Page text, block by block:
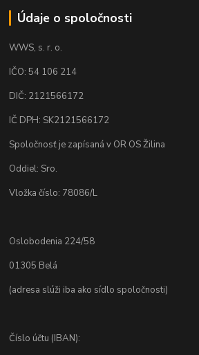
Údaje o spoločnosti
WWS, s. r. o.
IČO: 54 106 214
DIČ: 2121566172
IČ DPH: SK2121566172
Spoločnosť je zapísaná v OR OS Žilina
Oddiel: Sro.
Vložka číslo: 78086/L
Oslobodenia 224/58
01305 Belá
(adresa slúži iba ako sídlo spoločnosti)
Číslo účtu (IBAN):